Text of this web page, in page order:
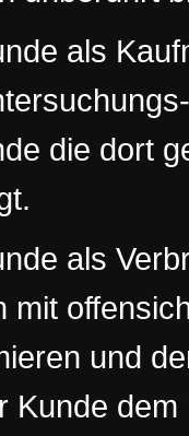
als
die dort
als
mit
und
Kunde